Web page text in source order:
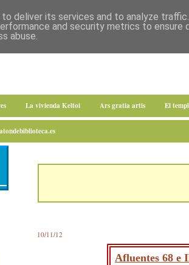
La vivienda Keltoi Ars gratia artis El
10/11/12
Afluentes 68 e
deliver its services and to analyze
and security metrics to ensure
abuse.